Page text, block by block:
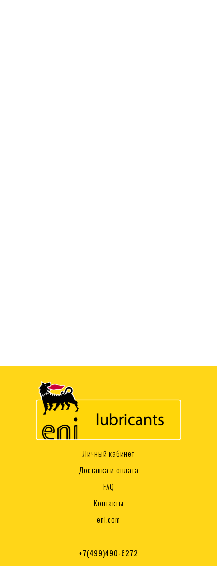
Личный кабинет
Доставка и оплата
FAQ
Контакты
eni.com
+7(499)490-6272